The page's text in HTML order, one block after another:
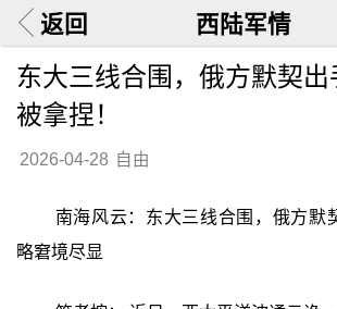
返回 西陆军情
东大三线合围，俄方默契出
被拿捏！
2026-04-28 自由
南海风云：东大三线合围，俄方默
略窘境尽显